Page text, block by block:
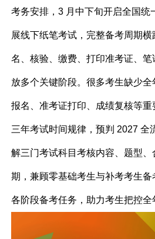
考务安排，3 月中下旬开启全国统
展线下纸笔考试，完整备考周期
名、核验、缴费、打印准考证、
放多个关键阶段。很多考生缺少
报名、准考证打印、成绩复核等
三年考试时间规律，预判 2027 全
解三门考试科目考核内容、题型
期，兼顾零基础考生与补考考生
各阶段备考任务，助力考生把控全